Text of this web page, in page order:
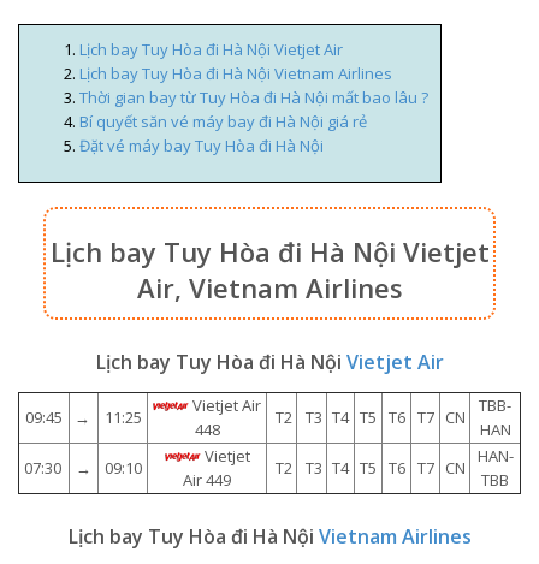
Lịch bay Tuy Hòa đi Hà Nội Vietjet Air
Lịch bay Tuy Hòa đi Hà Nội Vietnam Airlines
Thời gian bay từ Tuy Hòa đi Hà Nội mất bao lâu ?
Bí quyết săn vé máy bay đi Hà Nội giá rẻ
Đặt vé máy bay Tuy Hòa đi Hà Nội
Lịch bay Tuy Hòa đi Hà Nội Vietjet
Air, Vietnam Airlines
Lịch bay Tuy Hòa đi Hà Nội Vietjet Air
09:45 → 11:25
Vietjet Air
448
T2 T3 T4 T5 T6 T7 CN
TBB-
HAN
07:30
→ 09:10
Vietjet
Air 449
T2 T3 T4 T5 T6 T7 CN
HAN-
TBB
Lịch bay Tuy Hòa đi Hà Nội Vietnam Airlines